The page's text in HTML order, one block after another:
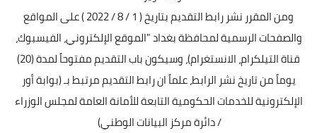
ومن المقرر نشر رابط التقديم بتاريخ ( 1 / 8 / 2022 ) على المواقع
والصفحات الرسمية لمحافظة بغداد "الموقع الإلكتروني، الفيسبوك،
قناة التيلكرام، الانستغرام)، وسيكون باب التقديم مفتوحاً لمدة (20)
يوماً من تاريخ نشر الرابط، علماً ان رابط التقديم مرتبط بـ (بوابة أور
الإلكترونية للخدمات الحكومية التابعة للأمانة العامة لمجلس الوزراء
/ دائرة مركز البيانات الوطني)